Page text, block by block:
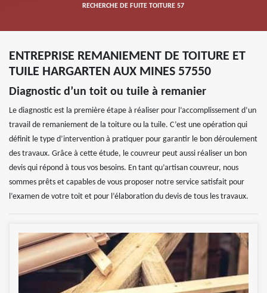
RECHERCHE DE FUITE TOITURE 57
ENTREPRISE REMANIEMENT DE TOITURE ET
TUILE HARGARTEN AUX MINES 57550
Diagnostic d’un toit ou tuile à remanier
Le diagnostic est la première étape à réaliser pour l’accomplissement d’un
travail de remaniement de la toiture ou la tuile. C’est une opération qui
définit le type d’intervention à pratiquer pour garantir le bon déroulement
des travaux. Grâce à cette étude, le couvreur peut aussi réaliser un bon
devis qui répond à tous vos besoins. En tant qu’artisan couvreur, nous
sommes prêts et capables de vous proposer notre service satisfait pour
l’examen de votre toit et pour l’élaboration du devis de tous les travaux.